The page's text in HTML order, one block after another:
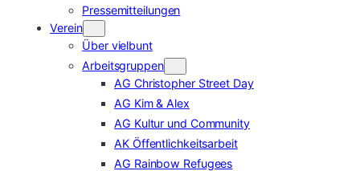
Pressemitteilungen
Verein
Über vielbunt
Arbeitsgruppen
AG Christopher Street Day
AG Kim & Alex
AG Kultur und Community
AK Öffentlichkeitsarbeit
AG Rainbow Refugees